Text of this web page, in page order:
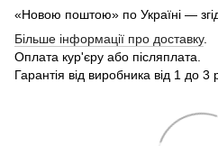
«Новою поштою» по Україні —
Більше інформації про доставку.
Оплата кур'єру або післяплата.
Гарантія від виробника від 1 до 3